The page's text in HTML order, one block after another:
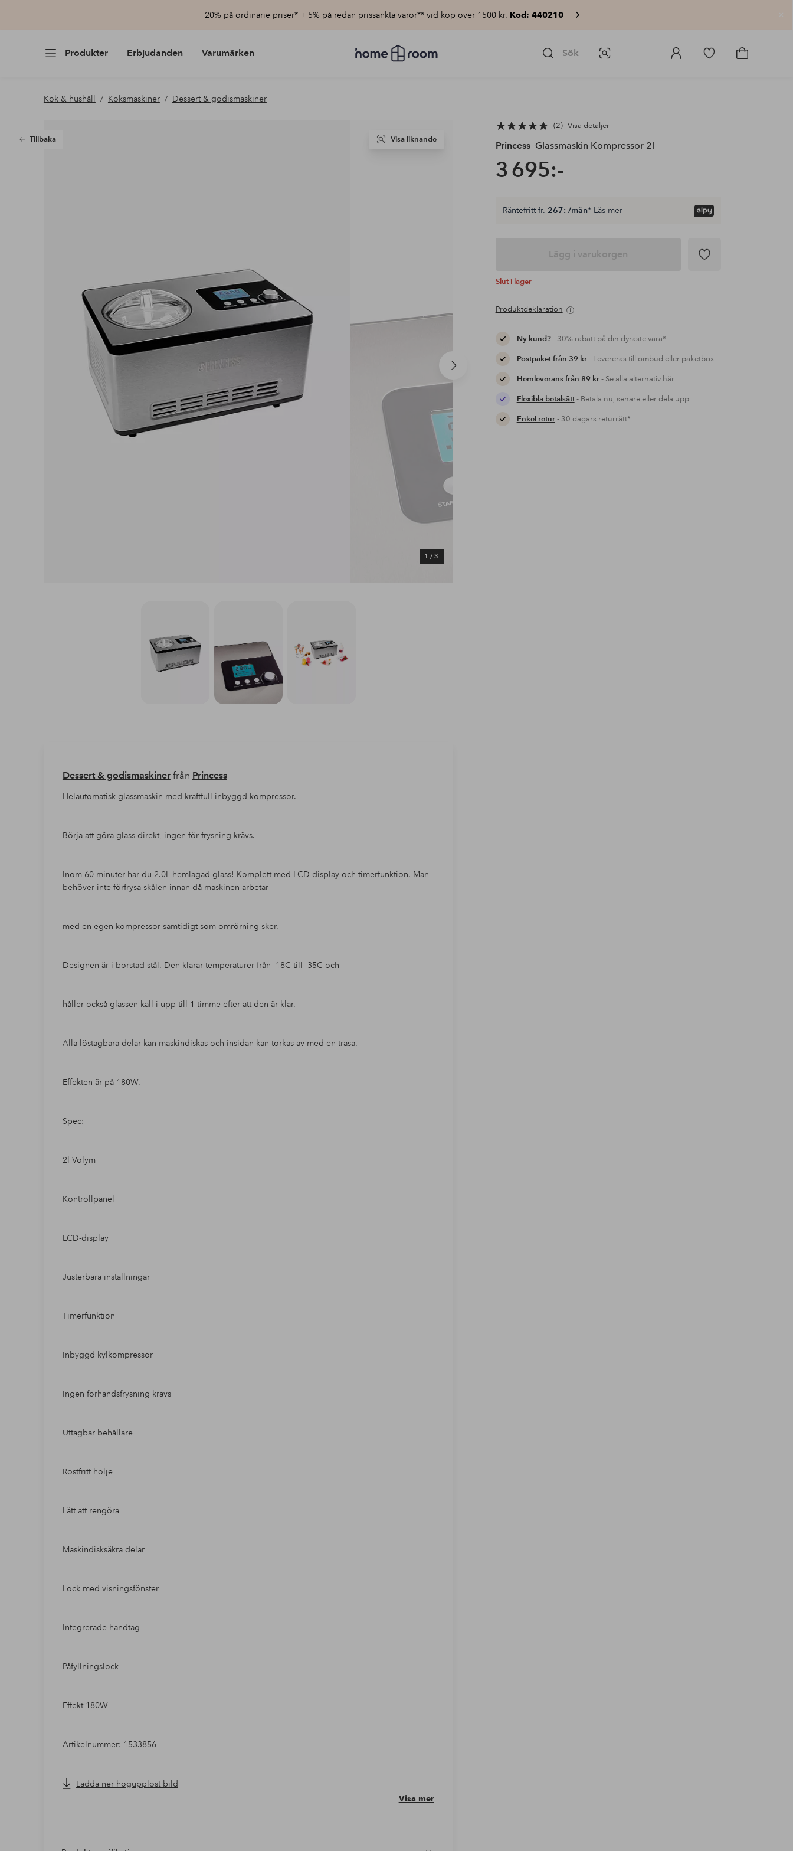
20% på ordinarie priser* + 5% på redan prissänkta varor** vid köp över 1500 kr. Kod: 440210
Produkter Erbjudanden Varumärken
Homeroom
–
Sök Bildsök
Logga
Gå
Gå
Kök & hushåll Köksmaskiner Dessert & godismaskiner
Tillbaka
Nästa
produkt
1 / 3
Visa liknande
2 Visa detaljer
Princess Glassmaskin Kompressor 2l
3 695:-
Räntefritt fr. 267:-/mån* Läs mer
Lägg i varukorgen
Slut i lager
Produktdeklaration
Ny kund?- 30% rabatt på din dyraste vara*
Postpaket från 39 kr- Levereras till ombud eller paketbox
Hemleverans från 89 kr- Se alla alternativ här
Flexibla betalsätt- Betala nu, senare eller dela upp
Enkel retur- 30 dagars returrätt*
Dessert & godismaskinerfrån Princess
Helautomatisk glassmaskin med kraftfull inbyggd kompressor.
Börja att göra glass direkt, ingen för-frysning krävs.
Inom 60 minuter har du 2.0L hemlagad glass! Komplett med LCD-display och timerfunktion. Man
behöver inte förfrysa skålen innan då maskinen arbetar
med en egen kompressor samtidigt som omrörning sker.
Designen är i borstad stål. Den klarar temperaturer från -18C till -35C och
håller också glassen kall i upp till 1 timme efter att den är klar.
Alla löstagbara delar kan maskindiskas och insidan kan torkas av med en trasa.
Effekten är på 180W.
Spec:
2l Volym
Kontrollpanel
LCD-display
Justerbara inställningar
Timerfunktion
Inbyggd kylkompressor
Ingen förhandsfrysning krävs
Uttagbar behållare
Rostfritt hölje
Lätt att rengöra
Maskindisksäkra delar
Lock med visningsfönster
Integrerade handtag
Påfyllningslock
Effekt 180W
Artikelnummer: 1533856
Ladda ner högupplöst bild
Visa mer